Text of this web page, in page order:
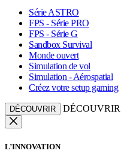
Série ASTRO
FPS - Série PRO
FPS - Série G
Sandbox Survival
Monde ouvert
Simulation de vol
Simulation - Aérospatial
Créez votre setup gaming
DÉCOUVRIR DÉCOUVRIR
L’INNOVATION